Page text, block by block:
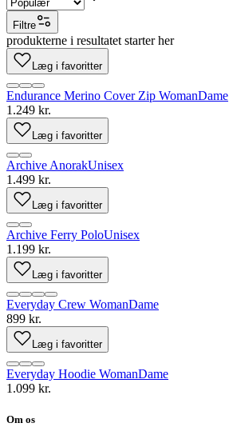
Filtre
produkterne i resultatet starter her
Læg i favoritter
Endurance Merino Cover Zip WomanDame
1.249 kr.
Læg i favoritter
Archive AnorakUnisex
1.499 kr.
Læg i favoritter
Archive Ferry PoloUnisex
1.199 kr.
Læg i favoritter
Everyday Crew WomanDame
899 kr.
Læg i favoritter
Everyday Hoodie WomanDame
1.099 kr.
Om os